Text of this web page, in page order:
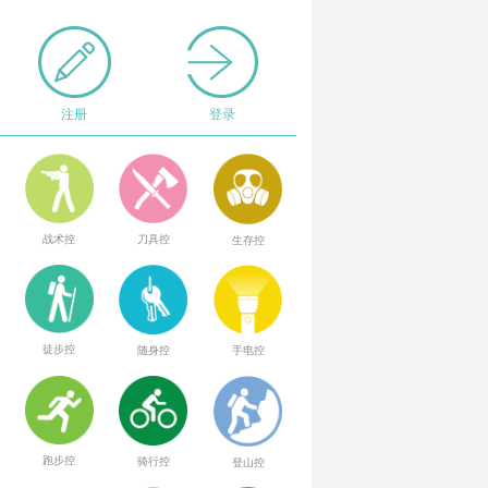
注册 登录
战术控 刀具控 生存控
徒步控 随身控 手电控
跑步控 骑行控 登山控